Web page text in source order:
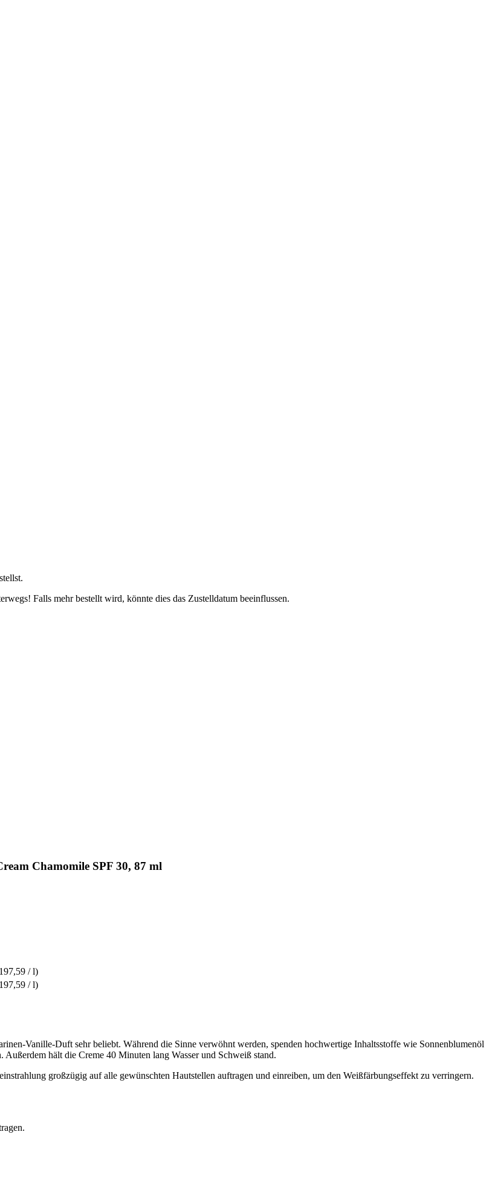
Falls mehr bestellt wird, könnte dies das Zustelldatum beeinflussen.
Chamomile SPF 30, 87 ml
/ l)
/ l)
Vanille-Duft sehr beliebt. Während die Sinne verwöhnt werden, spenden hochwertige Inhaltsstoffe wie Sonnenblumenöl
hält die Creme 40 Minuten lang Wasser und Schweiß stand.
großzügig auf alle gewünschten Hautstellen auftragen und einreiben, um den Weißfärbungseffekt zu verringern.